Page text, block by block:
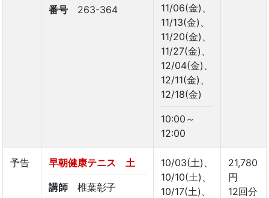
番号 263-364
11/06(金)、
11/13(金)、
11/20(金)、
11/27(金)、
12/04(金)、
12/11(金)、
12/18(金)
10:00～
12:00
予告 早朝健康テニス 土
講師 椎葉彰子
10/03(土)、
10/10(土)、
10/17(土)、
21,780
円
12回分